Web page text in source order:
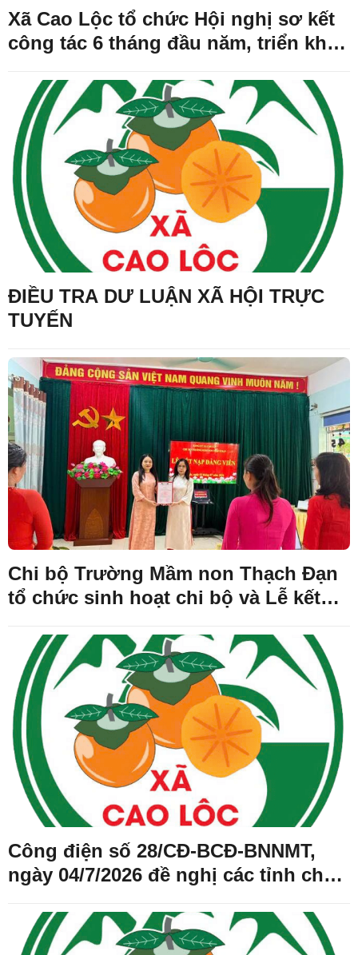
Xã Cao Lộc tổ chức Hội nghị sơ kết
công tác 6 tháng đầu năm, triển khai
năm 2026
ĐIỀU TRA DƯ LUẬN XÃ HỘI TRỰC
TUYẾN
Chi bộ Trường Mầm non Thạch Đạn
tổ chức sinh hoạt chi bộ và Lễ kết
Công điện số 28/CĐ-BCĐ-BNNMT,
ngày 04/7/2026 đề nghị các tỉnh chủ